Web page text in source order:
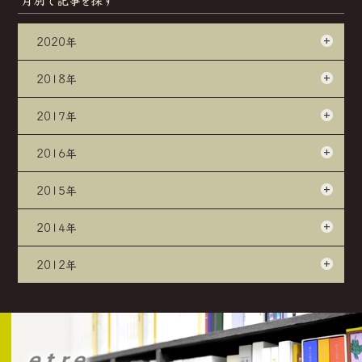
2020年
2018年
2017年
2016年
2015年
2014年
2012年